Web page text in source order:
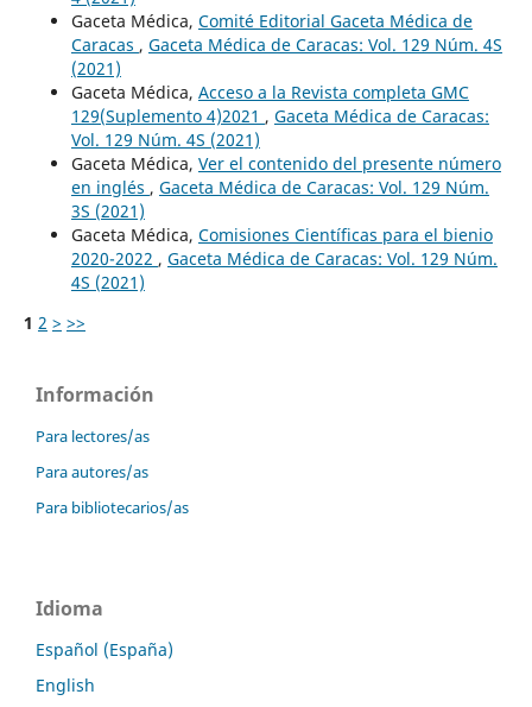
Gaceta Médica, Comité Editorial Gaceta Médica de
Caracas , Gaceta Médica de Caracas: Vol. 129 Núm. 4S
(2021)
Gaceta Médica, Acceso a la Revista completa GMC
129(Suplemento 4)2021 , Gaceta Médica de Caracas:
Vol. 129 Núm. 4S (2021)
Gaceta Médica, Ver el contenido del presente número
en inglés , Gaceta Médica de Caracas: Vol. 129 Núm.
3S (2021)
Gaceta Médica, Comisiones Científicas para el bienio
2020-2022 , Gaceta Médica de Caracas: Vol. 129 Núm.
4S (2021)
1 2 > >>
Información
Para lectores/as
Para autores/as
Para bibliotecarios/as
Idioma
Español (España)
English